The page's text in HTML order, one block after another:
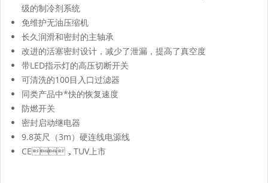
级的制冷剂系统
免维护无油压缩机
长久润滑和密封的主轴承
改进的活塞密封设计，减少了泄漏，提高了真空度
带LED指示灯的高压切断开关
可清洗的100目入口过滤器
同类产品中*快的恢复速度
防燃开关
密封启动继电器
9.8英尺（3m）硬连线电源线
CE，TUV上市